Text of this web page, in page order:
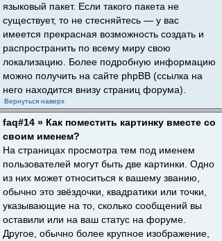
языковый пакет. Если такого пакета не
существует, то не стесняйтесь — у вас
имеется прекрасная возможность создать и
распространить по всему миру свою
локализацию. Более подробную информацию
можно получить на сайте phpBB (ссылка на
него находится внизу страниц форума).
Вернуться наверх
faq#14 » Как поместить картинку вместе со
своим именем?
На страницах просмотра тем под именем
пользователей могут быть две картинки. Одно
из них может относиться к вашему званию,
обычно это звёздочки, квадратики или точки,
указывающие на то, сколько сообщений вы
оставили или на ваш статус на форуме.
Другое, обычно более крупное изображение,